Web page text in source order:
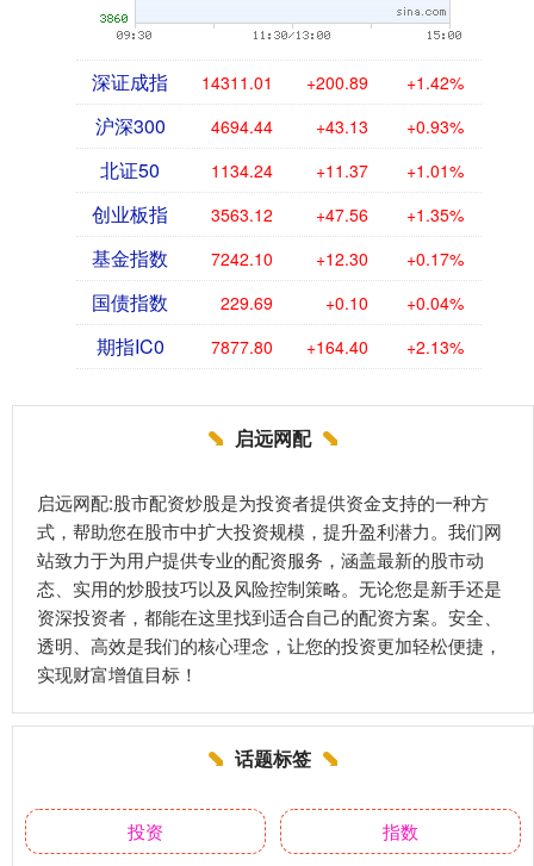
深证成指 14311.01 +200.89 +1.42%
沪深300 4694.44 +43.13 +0.93%
北证50 1134.24 +11.37 +1.01%
创业板指 3563.12 +47.56 +1.35%
基金指数 7242.10 +12.30 +0.17%
国债指数 229.69 +0.10 +0.04%
期指IC0 7877.80 +164.40 +2.13%
启远网配
启远网配:股市配资炒股是为投资者提供资金支持的一种方
式，帮助您在股市中扩大投资规模，提升盈利潜力。我们网
站致力于为用户提供专业的配资服务，涵盖最新的股市动
态、实用的炒股技巧以及风险控制策略。无论您是新手还是
资深投资者，都能在这里找到适合自己的配资方案。安全、
透明、高效是我们的核心理念，让您的投资更加轻松便捷，
实现财富增值目标！
话题标签
投资 指数